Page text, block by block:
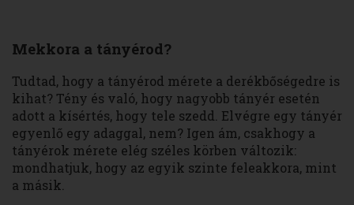
Mekkora a tányérod?
Tudtad, hogy a tányérod mérete a derékbőségedre is
kihat? Tény és való, hogy nagyobb tányér esetén
adott a kísértés, hogy tele szedd. Elvégre egy tányér
egyenlő egy adaggal, nem? Igen ám, csakhogy a
tányérok mérete elég széles körben változik:
mondhatjuk, hogy az egyik szinte feleakkora, mint
a másik.